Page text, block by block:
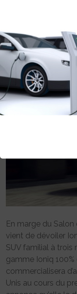
AUX
Rédigé par
0
En marge du Salon
vient de dévoiler
SUV familial à trois
gamme Ioniq
commercialisera
Unis au cours du